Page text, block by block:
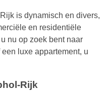
is dynamisch en divers,
en residentiële
nu op zoek bent naar
luxe appartement, u
Rijk